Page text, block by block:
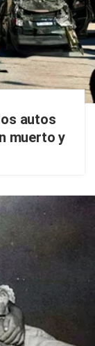
autos
muerto y